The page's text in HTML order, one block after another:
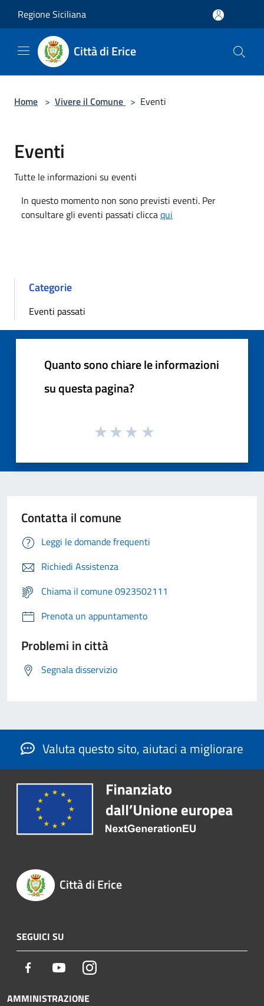
Regione Siciliana
Città di Erice
Home > Vivere il Comune > Eventi
Eventi
Tutte le informazioni su eventi
In questo momento non sono previsti eventi. Per
consultare gli eventi passati cliccaqui
Categorie
Eventi passati
Quanto sono chiare le informazioni
su questa pagina?
Contatta il comune
Leggi le domande frequenti
Richiedi Assistenza
Chiama il comune 0923502111
Prenota un appuntamento
Problemi in città
Segnala disservizio
Valuta questo sito, aiutaci a migliorare
Città di Erice
SEGUICI SU
Facebook YoutubeInstagram
AMMINISTRAZIONE